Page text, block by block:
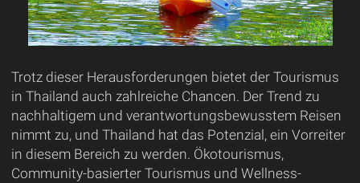
Trotz dieser Herausforderungen bietet der Tourismus
in Thailand auch zahlreiche Chancen. Der Trend zu
nachhaltigem und verantwortungsbewusstem Reisen
nimmt zu, und Thailand hat das Potenzial, ein Vorreiter
in diesem Bereich zu werden. Ökotourismus,
Community-basierter Tourismus und Wellness-